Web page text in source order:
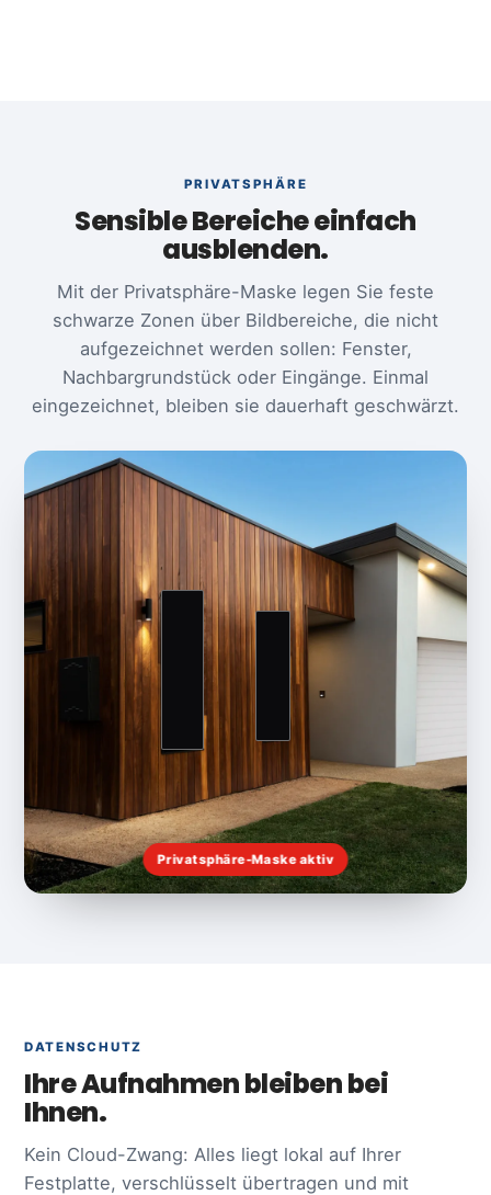
PRIVATSPHÄRE
Sensible Bereiche einfach
ausblenden.
Mit der Privatsphäre-Maske legen Sie feste
schwarze Zonen über Bildbereiche, die nicht
aufgezeichnet werden sollen: Fenster,
Nachbargrundstück oder Eingänge. Einmal
eingezeichnet, bleiben sie dauerhaft geschwärzt.
DATENSCHUTZ
Ihre Aufnahmen bleiben bei
Ihnen.
Kein Cloud-Zwang: Alles liegt lokal auf Ihrer
Festplatte, verschlüsselt übertragen und mit